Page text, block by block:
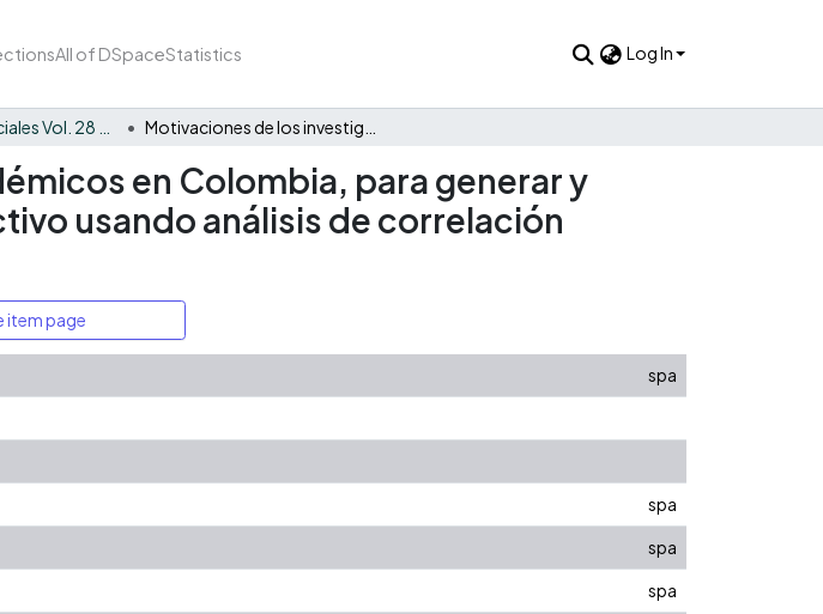
All of DSpaceStatistics Log In
en Colombia, para generar y
usando análisis de correlación
item page
spa
spa
spa
spa